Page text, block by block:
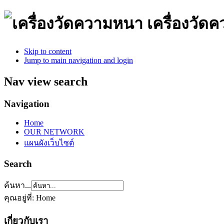
เครื่องวัด
Skip to content
Jump to main navigation and login
Nav view search
Navigation
Home
OUR NETWORK
แผนผังเว็บไซต์
Search
ค้นหา...
คุณอยู่ที่: Home
เกี่ยวกับเรา